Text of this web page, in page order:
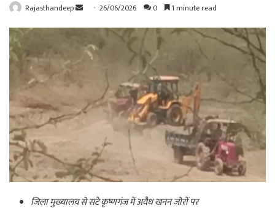
Rajasthandeep
Send 26/06/2026 0 1 minute read
जिला मुख्यालय से सटे कृष्णगंज में अवैध खनन जोरों पर